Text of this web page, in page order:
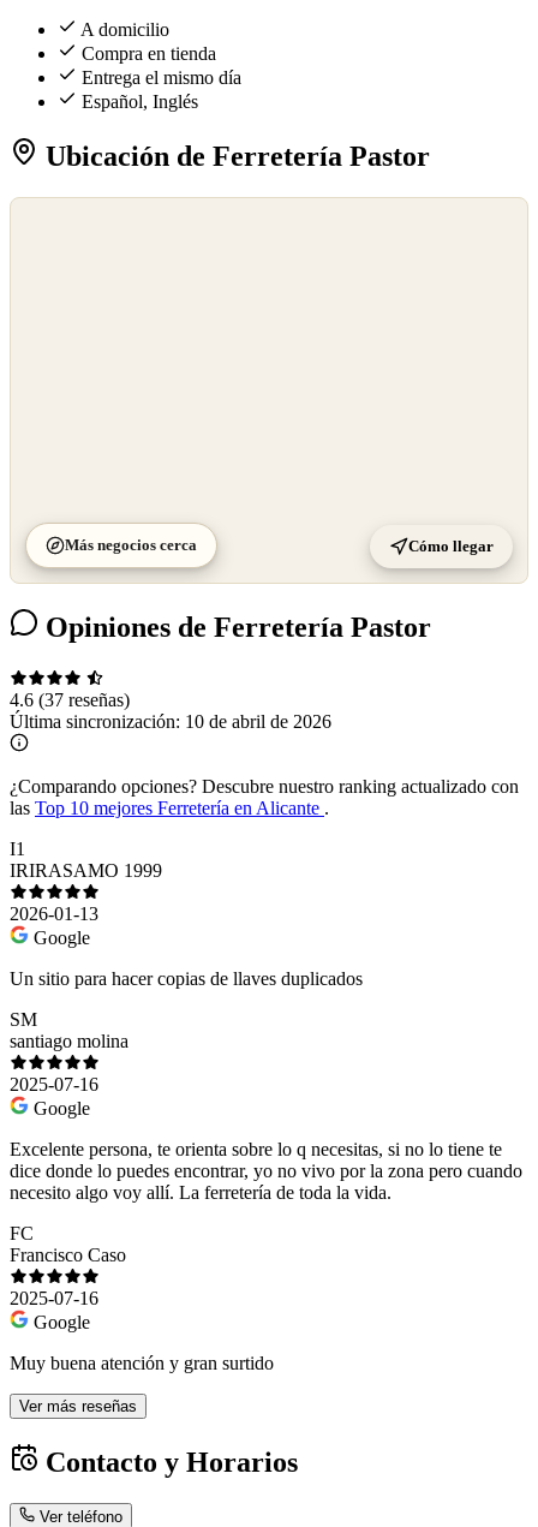
A domicilio
Compra en tienda
Entrega el mismo día
Español, Inglés
Ubicación de Ferretería Pastor
Más negocios cerca Cómo llegar
Opiniones de Ferretería Pastor
4.6 (37 reseñas)
Última sincronización: 10 de abril de 2026
¿Comparando opciones? Descubre nuestro ranking actualizado con
las Top 10 mejores Ferretería en Alicante .
I1
IRIRASAMO 1999
2026-01-13
Google
Un sitio para hacer copias de llaves duplicados
SM
santiago molina
2025-07-16
Google
Excelente persona, te orienta sobre lo q necesitas, si no lo tiene te
dice donde lo puedes encontrar, yo no vivo por la zona pero cuando
necesito algo voy allí. La ferretería de toda la vida.
FC
Francisco Caso
2025-07-16
Google
Muy buena atención y gran surtido
Ver más reseñas
Contacto y Horarios
Ver teléfono